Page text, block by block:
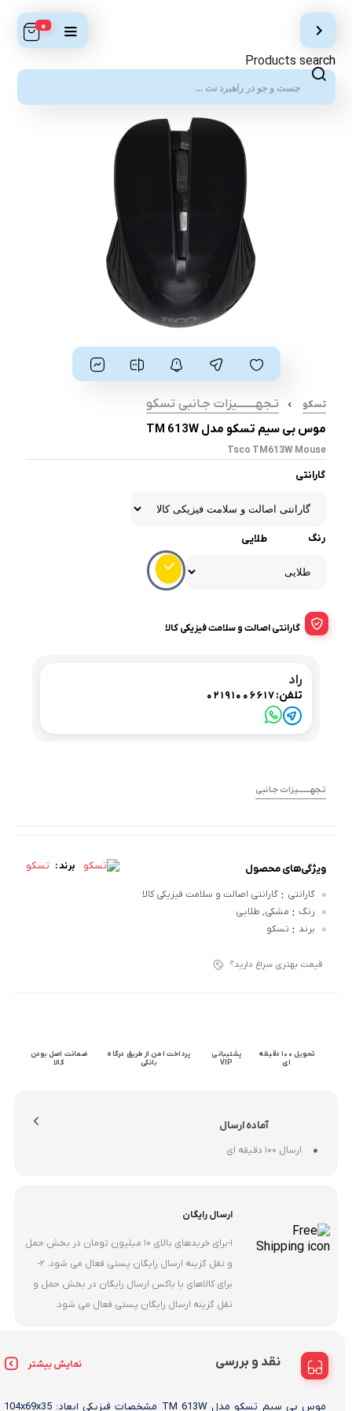
0
Products search
تسکو
تـجهــــــــیزات جـانبی تسکو
موس بی سیم تسکو مدل TM 613W
Tsco TM613W Mouse
گارانتی
رنگ طلایی
گارانتی اصالت و سلامت فیزیکی کالا
راد
تلفن:02191006617
تـجهــــــــیزات جـانبی
برند : تسکو ویژگی‌های محصول
گارانتی : گارانتی اصالت و سلامت فیزیکی کالا
رنگ : مشکی, طلایی
برند : تسکو
قیمت بهتری سراغ دارید؟
تحویل 100 دقیقه
ای
پشتیبانی
VIP
پرداخت امن از طریق درگاه
بانکی
ضمانت اصل بودن
کالا
آماده ارسال
ارسال 100 دقیقه ای
ارسال رایگان
1-برای خریدهای بالای 10 میلیون تومان در بخش حمل
و نقل گزینه ارسال رایگان پستی فعال می شود. 2-
برای کالاهای با باکس ارسال رایگان در بخش حمل و
نقل گزینه ارسال رایگان پستی فعال می شود.
نقد و بررسی نمایش بیشتر
موس بی سیم تسکو مدل TM 613W مشخصات فیزیکی ابعاد: 104x69x35